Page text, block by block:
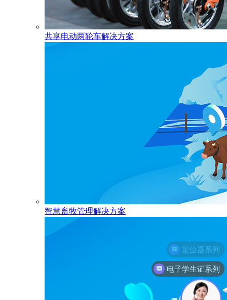
共享电动两轮车解决方案
智慧畜牧管理解决方案
电子学生证系列